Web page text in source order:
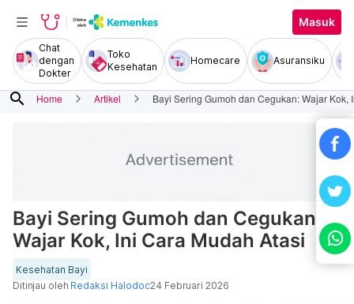
Masuk
Chat
dengan
Dokter
Toko
Kesehatan
Homecare Asuransiku
search Home Artikel Bayi Sering Gumoh dan Cegukan: Wajar Kok,
Bayi Sering Gumoh dan Cegukan:
Wajar Kok, Ini Cara Mudah Atasi
Kesehatan Bayi
Ditinjau oleh Redaksi Halodoc24 Februari 2026